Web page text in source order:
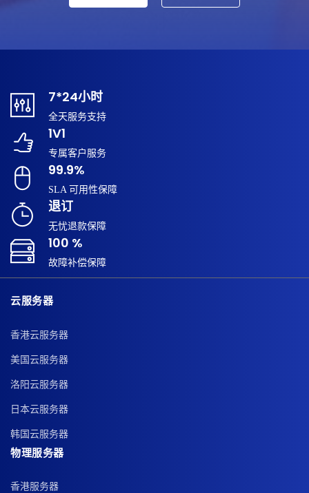
7*24小时
全天服务支持
1V1
专属客户服务
99.9%
SLA 可用性保障
退订
无忧退款保障
100 %
故障补偿保障
云服务器
香港云服务器
美国云服务器
洛阳云服务器
日本云服务器
韩国云服务器
物理服务器
香港服务器